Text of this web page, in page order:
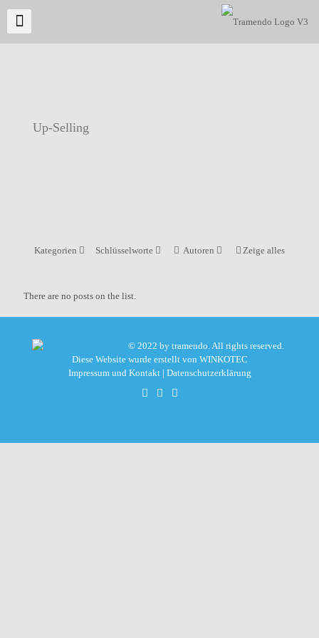
Up-Selling
Kategorien Schlüsselworte Autoren Zeige alles
There are no posts on the list.
© 2022 by tramendo. All rights reserved.
Diese Website wurde erstellt von WINKOTEC
Impressum und Kontakt| Datenschutzerklärung